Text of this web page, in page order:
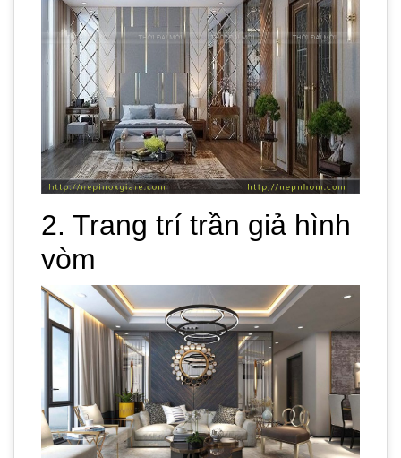
2. Trang trí trần giả hình
vòm